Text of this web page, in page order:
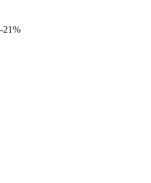
-21%